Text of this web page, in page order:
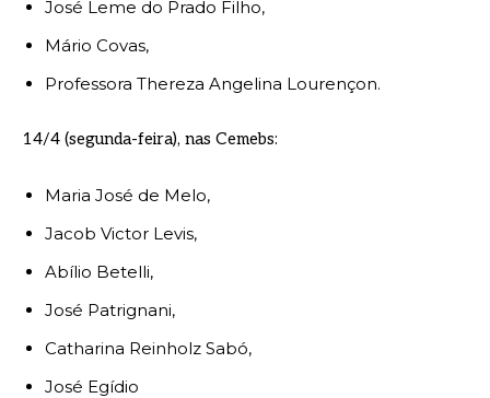
José Leme do Prado Filho,
Mário Covas,
Professora Thereza Angelina Lourençon.
14/4 (segunda-feira), nas Cemebs:
Maria José de Melo,
Jacob Victor Levis,
Abílio Betelli,
José Patrignani,
Catharina Reinholz Sabó,
José Egídio